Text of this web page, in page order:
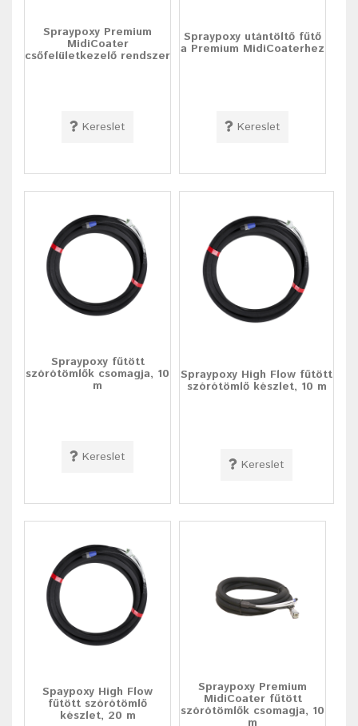
Spraypoxy Premium
MidiCoater
csőfelületkezelő rendszer
Kereslet
Spraypoxy utántöltő fűtő
a Premium MidiCoaterhez
Kereslet
Spraypoxy fűtött
szórótömlők csomagja, 10
m
Kereslet
Spraypoxy High Flow fűtött
szórótömlő készlet, 10 m
Kereslet
Spaypoxy High Flow
fűtött szórótömlő
készlet, 20 m
Spraypoxy Premium
MidiCoater fűtött
szórótömlők csomagja, 10
m